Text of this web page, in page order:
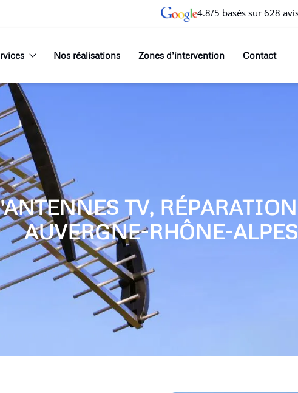
4.8/5 basés sur 628
Nos réalisations Zones d’intervention Contact
TV,
AUVERGNE-RHÔNE-ALPES